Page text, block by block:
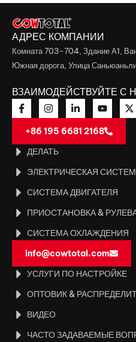
АДРЕС КОМПАНИИ
Комната 703-704, Здание А1,
Южная дорога, Улица
ВЗАИМОДЕЙСТВУЙТЕ С
+86 195 6681 2168
ДЕЛАТЬ
ЭЛЕКТРИЧЕСКАЯ
СИСТЕМА ДВИГАТЕЛЯ
ПРИОСТАНОВКА &
СИСТЕМА ОХЛАЖДЕНИЯ
info@cowtotal.com
УСЛУГИ ПО НАСТРОЙКЕ
ОПТОВИК &
ВИДЕО
ЧАСТО ЗАДАВАЕМЫЕ